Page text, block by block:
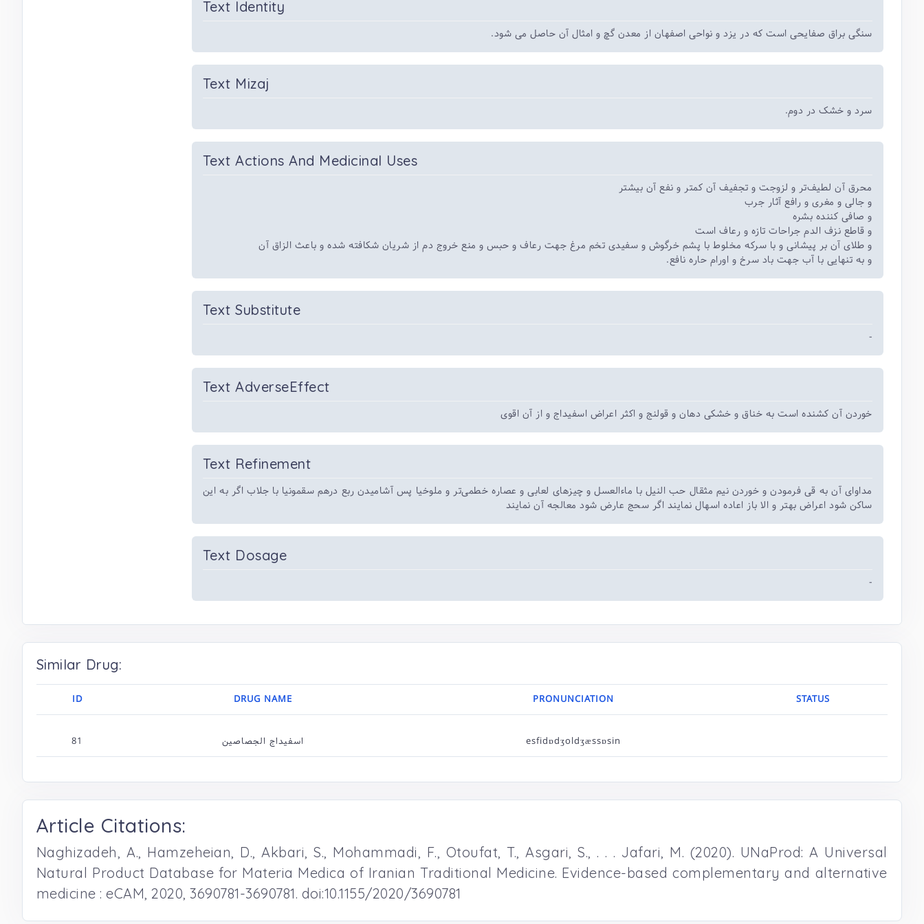
Text Identity
سنگی براق صفایحی است که در یزد و نواحی اصفهان از معدن گچ و امثال آن حاصل می شود.
Text Mizaj
سرد و خشک در دوم.
Text Actions And Medicinal Uses
محرق آن لطیف‌تر و لزوجت و تجفیف آن کمتر و نفع آن بیشتر
و جالی و مغری و رافع آثار جرب
و صافی کننده بشره
و قاطع نزف الدم جراحات تازه و رعاف است
و طلای آن بر پیشانی و با سرکه مخلوط با پشم خرگوش و سفیدی تخم مرغ جهت رعاف و حبس و منع خروج دم از شریان شکافته شده و باعث الزاق آن
و به تنهایی با آب جهت باد سرخ و اورام حاره نافع.
Text Substitute
-
Text AdverseEffect
خوردن آن کشنده است به خناق و خشکی دهان و قولنج و اکثر اعراض اسفیداج و از آن اقوی
Text Refinement
مداوای آن به قی فرمودن و خوردن نیم مثقال حب النیل با ماءالعسل و چیزهای لعابی و عصاره خطمی‌تر و ملوخیا پس آشامیدن ربع درهم سقمونیا با جلاب اگر به این
ساکن شود اعراض بهتر و الا باز اعاده اسهال نمایند اگر سحج عارض شود معالجه آن نمایند
Text Dosage
-
Similar Drug:
ID DRUG NAME PRONUNCIATION STATUS
81 اسفیداج الجصاصین esfidɒdʒoldʒæssɒsin
Article Citations:
Naghizadeh, A., Hamzeheian, D., Akbari, S., Mohammadi, F., Otoufat, T., Asgari, S., . . . Jafari, M. (2020). UNaProd: A Universal
Natural Product Database for Materia Medica of Iranian Traditional Medicine. Evidence-based complementary and alternative
medicine : eCAM, 2020, 3690781-3690781. doi:10.1155/2020/3690781